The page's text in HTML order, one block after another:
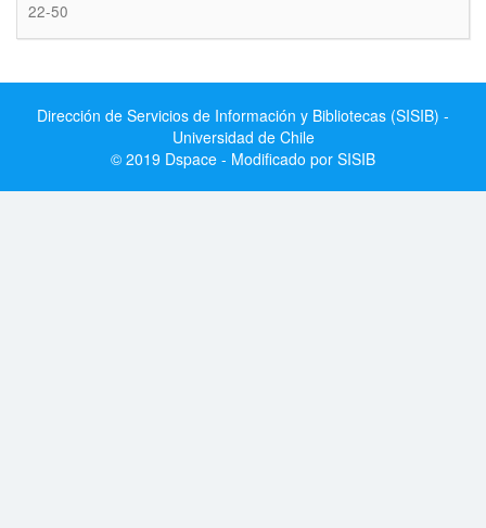
22-50
Dirección de Servicios de Información y Bibliotecas (SISIB) -
Universidad de Chile
© 2019 Dspace - Modificado por SISIB